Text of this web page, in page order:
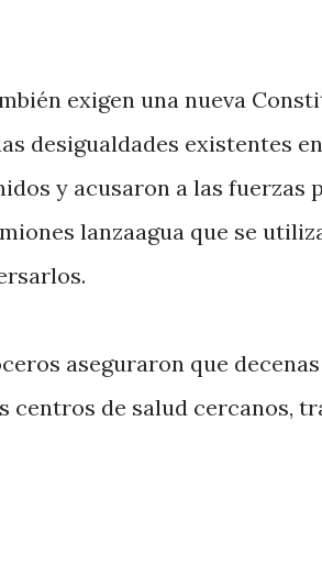
exigen una nueva
desigualdades existentes
y acusaron a las fuerzas
lanzaagua que se
aseguraron que
centros de salud cercanos,